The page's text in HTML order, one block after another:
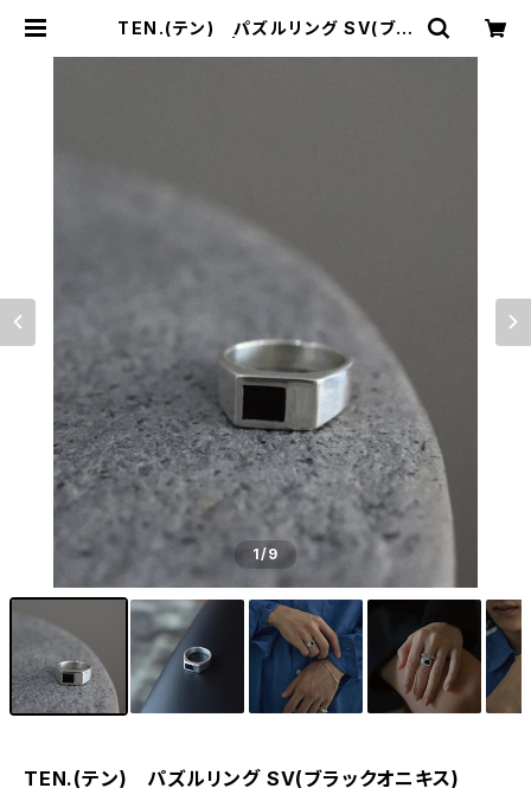
TEN.(テン) パズルリング SV(ブラ
1/9
TEN.(テン) パズルリング SV(ブラックオニキス)